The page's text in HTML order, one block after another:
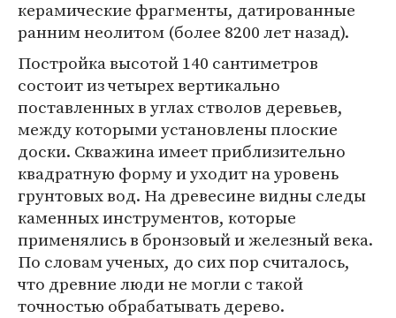
керамические фрагменты, датированные
ранним неолитом (более 8200 лет назад).
Постройка высотой 140 сантиметров
состоит из четырех вертикально
поставленных в углах стволов деревьев,
между которыми установлены плоские
доски. Скважина имеет приблизительно
квадратную форму и уходит на уровень
грунтовых вод. На древесине видны следы
каменных инструментов, которые
применялись в бронзовый и железный века.
По словам ученых, до сих пор считалось,
что древние люди не могли с такой
точностью обрабатывать дерево.